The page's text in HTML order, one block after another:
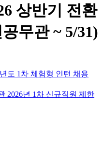
상반기 전환
무관 ~ 5/31)
도 1차 체험형 인턴 채용
2026년 1차 신규직원 제한